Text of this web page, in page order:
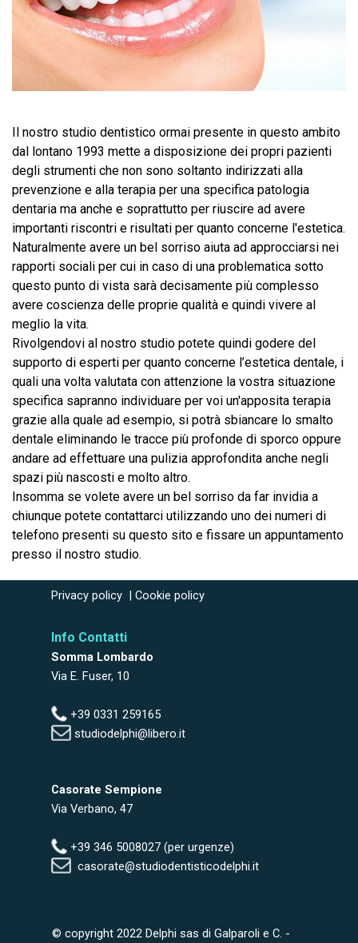
Il nostro studio dentistico ormai presente in questo ambito
dal lontano 1993 mette a disposizione dei propri pazienti
degli strumenti che non sono soltanto indirizzati alla
prevenzione e alla terapia per una specifica patologia
dentaria ma anche e soprattutto per riuscire ad avere
importanti riscontri e risultati per quanto concerne l'estetica.
Naturalmente avere un bel sorriso aiuta ad approcciarsi nei
rapporti sociali per cui in caso di una problematica sotto
questo punto di vista sarà decisamente più complesso
avere coscienza delle proprie qualità e quindi vivere al
meglio la vita.
Rivolgendovi al nostro studio potete quindi godere del
supporto di esperti per quanto concerne l’estetica dentale, i
quali una volta valutata con attenzione la vostra situazione
specifica sapranno individuare per voi un'apposita terapia
grazie alla quale ad esempio, si potrà sbiancare lo smalto
dentale eliminando le tracce più profonde di sporco oppure
andare ad effettuare una pulizia approfondita anche negli
spazi più nascosti e molto altro.
Insomma se volete avere un bel sorriso da far invidia a
chiunque potete contattarci utilizzando uno dei numeri di
telefono presenti su questo sito e fissare un appuntamento
presso il nostro studio.
Info Contatti
Somma Lombardo
Via E. Fuser, 10
+39 0331 259165
studiodelphi@libero.it
© copyright 2022 Delphi sas di Galparoli e C. -
Casorate Sempione
Via Verbano, 47
+39 346 5008027 (per urgenze)
casorate@studiodentisticodelphi.it
Privacy policy | Cookie policy